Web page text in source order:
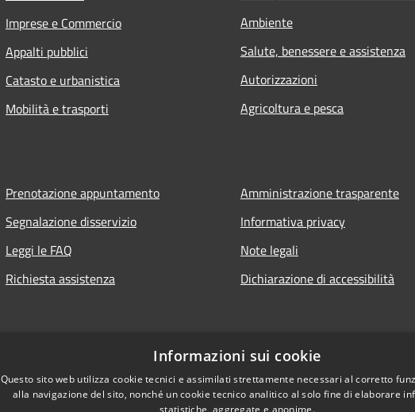
Imprese e Commercio
Appalti pubblici
Catasto e urbanistica
Mobilità e trasporti
Ambiente
Salute, benessere e assistenza
Autorizzazioni
Agricoltura e pesca
Prenotazione appuntamento
Segnalazione disservizio
Leggi le FAQ
Richiesta assistenza
Amministrazione trasparente
Informativa privacy
Note legali
Dichiarazione di accessibilità
Informazioni sui cookie
Questo sito web utilizza cookie tecnici e assimilati strettamente necessari al corretto
alla navigazione del sito, nonché un cookie tecnico analitico al solo fine di elaborare
statistiche, aggregate e anonime.